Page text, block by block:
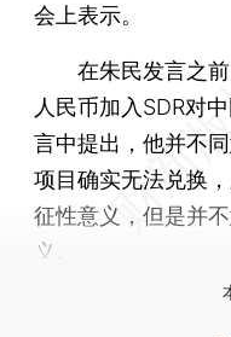
会上表示。
在朱民发言之前
人民币加入SDR对
言中提出，他并不
项目确实无法兑换
征性意义，但是并
义。